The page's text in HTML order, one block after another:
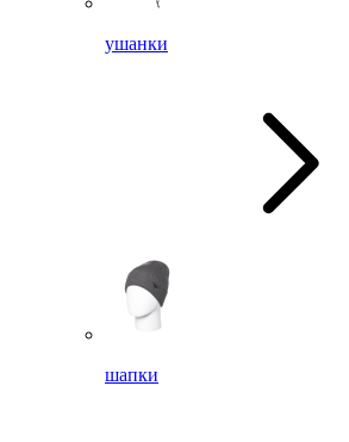
ушанки
шапки